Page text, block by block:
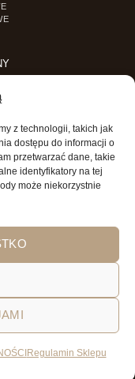
z technologii, takich jak
dostępu do informacji o
przetwarzać dane, takie
identyfikatory na tej
może niekorzystnie
Regulamin Sklepu
SKLEPU ON-LINE
© Garden&You